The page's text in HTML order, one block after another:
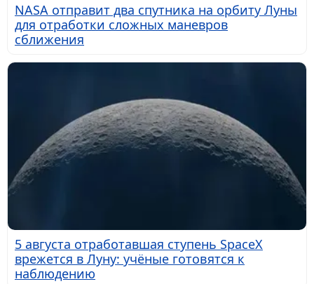
NASA отправит два спутника на орбиту Луны
для отработки сложных маневров
сближения
5 августа отработавшая ступень SpaceX
врежется в Луну: учёные готовятся к
наблюдению